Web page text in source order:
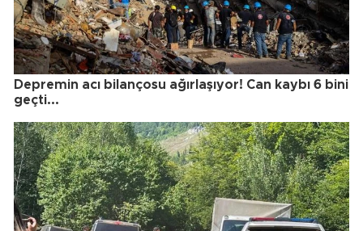
Depremin acı bilançosu ağırlaşıyor! Can kaybı 6 bini
geçti...